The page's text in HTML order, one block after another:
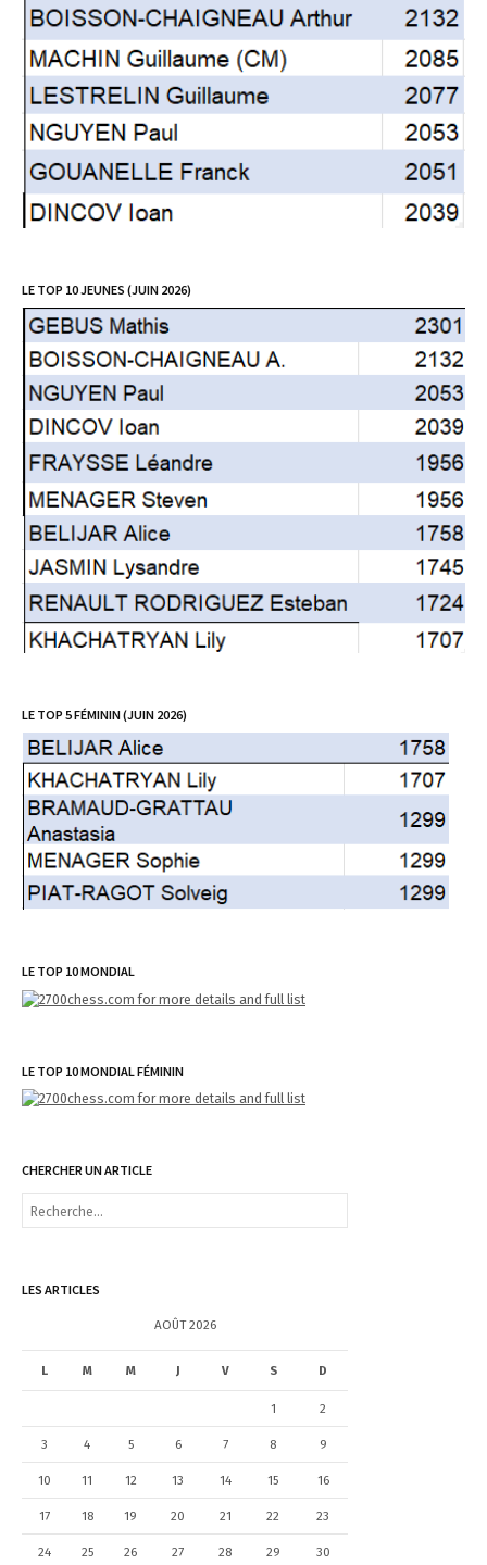
LE TOP 10 JEUNES (JUIN 2026)
LE TOP 5 FÉMININ (JUIN 2026)
LE TOP 10 MONDIAL
LE TOP 10 MONDIAL FÉMININ
CHERCHER UN ARTICLE
R
r
e
LES ARTICLES
AOÛT 2026
L M M J V S D
1 2
3 4 5 6 7 8 9
10 11 12 13 14 15 16
17 18 19 20 21 22 23
24 25 26 27 28 29 30